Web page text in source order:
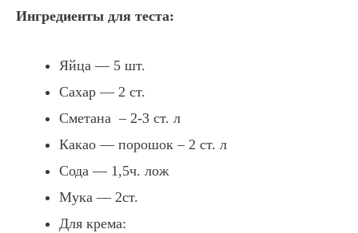
Ингредиенты для теста:
Яйца — 5 шт.
Сахар — 2 ст.
Сметана – 2-3 ст. л
Какао — порошок – 2 ст. л
Сода — 1,5ч. лож
Мука — 2ст.
Для крема: